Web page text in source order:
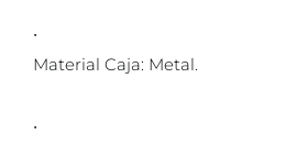
•
Material Caja: Metal.
•